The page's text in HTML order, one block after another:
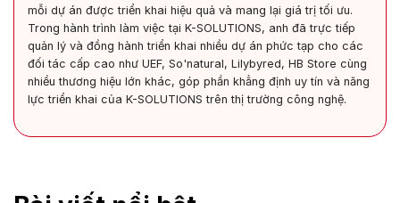
mỗi dự án được triển khai hiệu quả và mang lại giá trị tối ưu.
Trong hành trình làm việc tại K-SOLUTIONS, anh đã trực tiếp
quản lý và đồng hành triển khai nhiều dự án phức tạp cho các
đối tác cấp cao như UEF, So'natural, Lilybyred, HB Store cùng
nhiều thương hiệu lớn khác, góp phần khẳng định uy tín và năng
lực triển khai của K-SOLUTIONS trên thị trường công nghệ.